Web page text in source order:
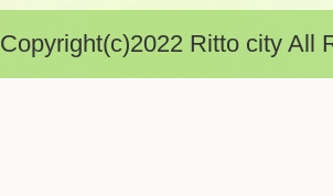
Copyright(c)2022 Ritto city All